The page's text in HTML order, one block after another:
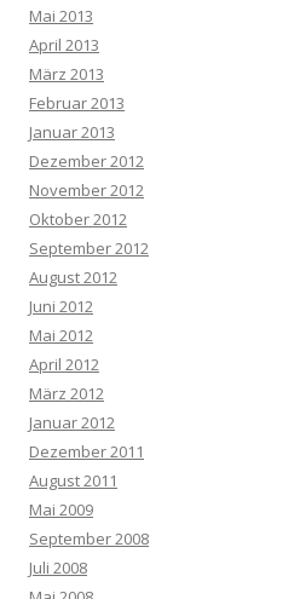
Mai 2013
April 2013
März 2013
Februar 2013
Januar 2013
Dezember 2012
November 2012
Oktober 2012
September 2012
August 2012
Juni 2012
Mai 2012
April 2012
März 2012
Januar 2012
Dezember 2011
August 2011
Mai 2009
September 2008
Juli 2008